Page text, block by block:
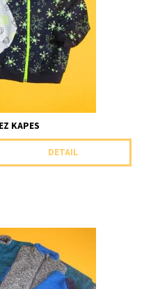
KAPES
DETAIL
se stojáčkem a výšivkou.